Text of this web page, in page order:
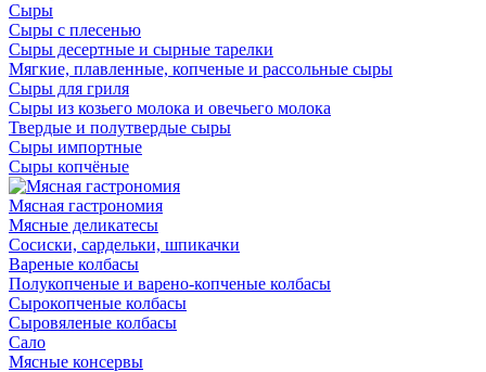
Сыры
Сыры с плесенью
Сыры десертные и сырные тарелки
Мягкие, плавленные, копченые и рассольные сыры
Сыры для гриля
Сыры из козьего молока и овечьего молока
Твердые и полутвердые сыры
Сыры импортные
Сыры копчёные
Мясная гастрономия
Мясные деликатесы
Сосиски, сардельки, шпикачки
Вареные колбасы
Полукопченые и варено-копченые колбасы
Сырокопченые колбасы
Сыровяленые колбасы
Сало
Мясные консервы